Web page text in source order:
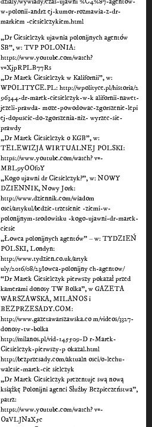
w-polonii-andrz ej-kumor-rozmawia-z-dr-
markiem -ciesielczykiem.html
„Dr Ciesielczyk ujawnia polonijnych agentów
SB”, w: TVP POLONIA:
https://www.youtube.com/watch?
v=XjpRPLB77Rs
„Dr Marek Ciesielczyk w Kalifornii”, w:
WPOLITYCE.PL: http://wpolityce.pl/historia/2
96344-dr-marek-ciesielczyk-w-k alifornii-nawet-
jezeli-prawda- moze-powodowac-zgorszenie-lepi
ej-dopuscic-do-zgorszenia-niz- wyrzec-sie-
prawdy
„Dr Marek Ciesielczyk o KGB”, w:
TELEWIZJA WIRTUALNEJ POLSKI:
https://www.youtube.com/watch? v=-
MBL9yOOf0Y
„Kogo ujawni dr Ciesielczyk?”, w: NOWY
DZIENNIK, Nowy Jork:
http://www.dziennik.com/wiadom
osci/artykul/bedzie-trzesienie -ziemi-w-
polonijnym-srodowisku -kogo-ujawni-dr-marek-
ciesie
„Łowca polonijnych agentów” – w: TYDZIEŃ
POLSKI, Londyn:
http://www.tydzien.co.uk/artyk
uly/2016/08/23/lowca-polonijny ch-agentow/
“Dr Marek Ciesielczyk pierwszy pokazał przed
kamerami donosy TW Bolka”, w GAZETA
WARSZAWSKA, MILANOS i
BEZPRZESADY.COM:
http://www.gazetawarszawska.co m/videos/3327-
donosy-tw-bolka
http://milanos.pl/vid-145509-D r-Marek-
Ciesielczyk-pierwszy-p okazal.html
http://bezprzesady.com/aktualn osci/o-lechu-
walesie-marek-cie sielczyk
„Dr Marek Ciesielczyk prezentuje swą nową
książkę Polonijni agenci Służby Bezpieczeństwa”,
patrz:
https://www.youtube.com/watch? v=-
OaVLJNaX5c